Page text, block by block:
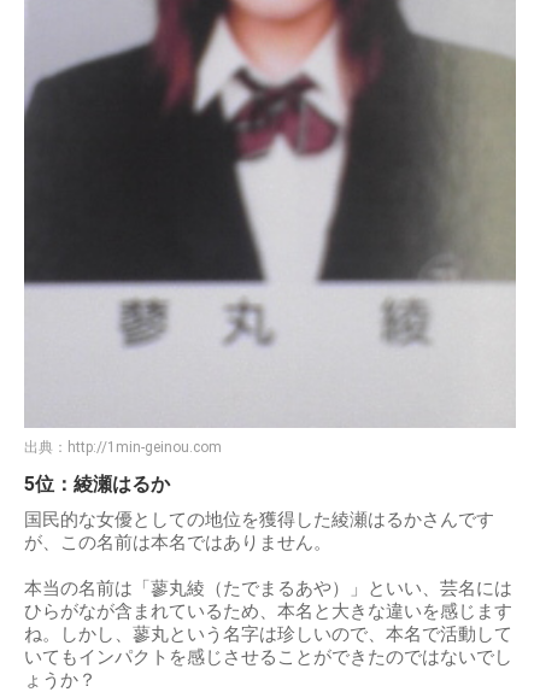
出典： http://1min-geinou.com
5位：綾瀬はるか
国民的な女優としての地位を獲得した綾瀬はるかさんです
が、この名前は本名ではありません。
本当の名前は「蓼丸綾（たでまるあや）」といい、芸名には
ひらがなが含まれているため、本名と大きな違いを感じます
ね。しかし、蓼丸という名字は珍しいので、本名で活動して
いてもインパクトを感じさせることができたのではないでし
ょうか？